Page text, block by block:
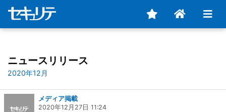
ニュースリリース
2020年12月
メディア掲載
2020年12月27日 11:24